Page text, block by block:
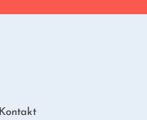
Kontakt